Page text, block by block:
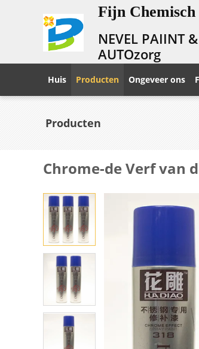
Fijn
NEVEL PAIINT
AUTOzorg
Huis Producten Ongeveer ons
Producten
Chrome-de Verf van